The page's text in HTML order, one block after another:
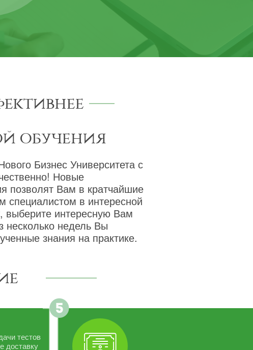
обучения
Бизнес Университета с
Новые
позволят Вам в кратчайшие
специалистом в интересной
выберите интересную Вам
несколько недель Вы
знания на практике.
тестов
доставку